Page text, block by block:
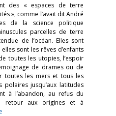
des « espaces de terre
», comme l’avait dit André
de la science politique
parcelles de terre
de l’océan. Elles sont
sont les rêves d’enfants
toutes les utopies, l’espoir
de drames ou de
toutes les mers et tous les
polaires jusqu’aux latitudes
à l’abandon, au refus du
retour aux origines et à